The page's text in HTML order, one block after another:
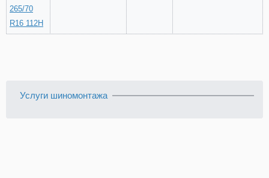
265/70
R16 112H
Услуги шиномонтажа